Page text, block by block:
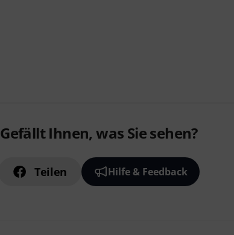
Gefällt Ihnen, was Sie sehen?
Teilen Hilfe & Feedback